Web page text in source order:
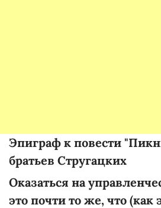
Эпиграф к повести
братьев Стругацких
Оказаться на
это почти то же, что (как